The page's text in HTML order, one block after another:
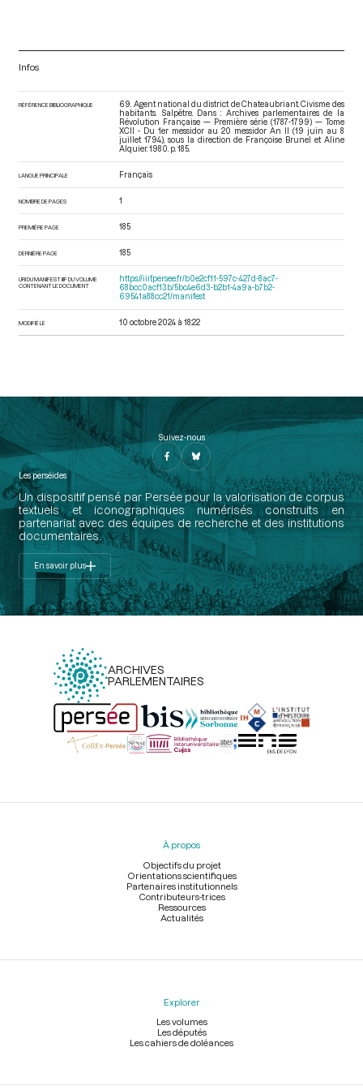
Infos
RÉFÉRENCE BIBLIOGRAPHIQUE
69. Agent national du district de Chateaubriant. Civisme des
habitants. Salpêtre. Dans : Archives parlementaires de la
Révolution Française — Première série (1787-1799) — Tome
XCII - Du 1er messidor au 20 messidor An II (19 juin au 8
juillet 1794) , sous la direction de Françoise Brunel et Aline
Alquier. 1980. p. 185.
LANGUE PRINCIPALE Français
NOMBRE DE PAGES 1
PREMIÈRE PAGE 185
DERNIÈRE PAGE 185
URI DU MANIFEST IIIF DU VOLUME
CONTENANT LE DOCUMENT
https://iiif.persee.fr/b0e2cf11-597c-427d-8ac7-
68bcc0acf13b/5bc4e6d3-b2b1-4a9a-b7b2-
69541a88cc21/manifest
MODIFIÉ LE 10 octobre 2024 à 18:22
Suivez-nous
Les perséides
Un dispositif pensé par Persée pour la valorisation de corpus
textuels et iconographiques numérisés construits en
partenariat avec des équipes de recherche et des institutions
documentaires.
En savoir plus
ARCHIVES
PARLEMENTAIRES
Menu
À propos
Objectifs du projet
Orientations scientifiques
Partenaires institutionnels
Contributeurs-trices
Ressources
Actualités
Explorer
Les volumes
Les députés
Les cahiers de doléances